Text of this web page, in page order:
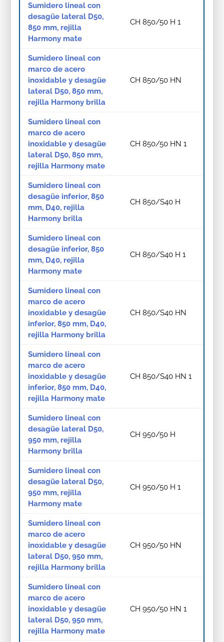
Sumidero lineal con
desagüe lateral D50,
850 mm, rejilla
Harmony mate
CH 850/50 H 1
Sumidero lineal con
marco de acero
inoxidable y desagüe
lateral D50, 850 mm,
rejilla Harmony brilla
CH 850/50 HN
Sumidero lineal con
marco de acero
inoxidable y desagüe
lateral D50, 850 mm,
rejilla Harmony mate
CH 850/50 HN 1
Sumidero lineal con
desagüe inferior, 850
mm, D40, rejilla
Harmony brilla
CH 850/S40 H
Sumidero lineal con
desagüe inferior, 850
mm, D40, rejilla
Harmony mate
CH 850/S40 H 1
Sumidero lineal con
marco de acero
inoxidable y desagüe
inferior, 850 mm, D40,
rejilla Harmony brilla
CH 850/S40 HN
Sumidero lineal con
marco de acero
inoxidable y desagüe
inferior, 850 mm, D40,
rejilla Harmony mate
CH 850/S40 HN 1
Sumidero lineal con
desagüe lateral D50,
950 mm, rejilla
Harmony brilla
CH 950/50 H
Sumidero lineal con
desagüe lateral D50,
950 mm, rejilla
Harmony mate
CH 950/50 H 1
Sumidero lineal con
marco de acero
inoxidable y desagüe
lateral D50, 950 mm,
rejilla Harmony brilla
CH 950/50 HN
Sumidero lineal con
marco de acero
inoxidable y desagüe
lateral D50, 950 mm,
rejilla Harmony mate
CH 950/50 HN 1